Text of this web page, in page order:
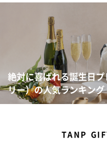
絶対に喜ばれる誕生日
リー）の人気ランキング
TANP